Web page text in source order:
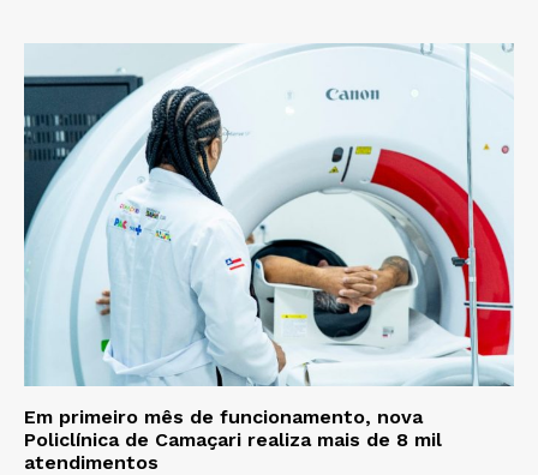
Em primeiro mês de funcionamento, nova
Policlínica de Camaçari realiza mais de 8 mil
atendimentos